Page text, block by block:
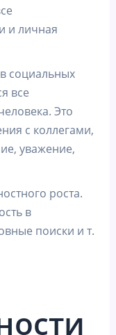
и личная
социальных
все
Это
с коллегами,
уважение,
роста.
в
поиски и т.